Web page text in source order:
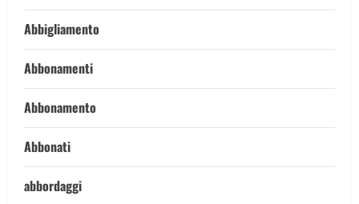
Abbigliamento
Abbonamenti
Abbonamento
Abbonati
abbordaggi